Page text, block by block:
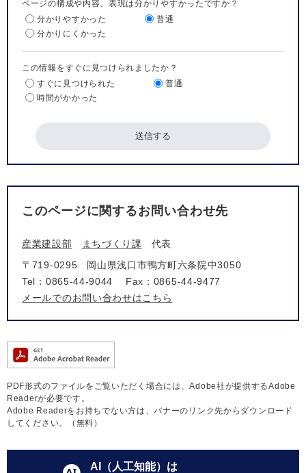
ページの構成や内容、表現は分かりやすかったですか？
分かりやすかった
普通
分かりにくかった
この情報をすぐに見つけられましたか？
すぐに見つけられた
普通
時間がかかった
このページに関するお問い合わせ先
産業建設部 まちづくり課
代表
〒719-0295
岡山県浅口市鴨方町六条院中3050
Tel：0865-44-9044
Fax：0865-44-9477
メールでのお問い合わせはこちら
PDF形式のファイルをご覧いただく場合には、Adobe社が提供するAdobe
Readerが必要です。
Adobe Readerをお持ちでない方は、バナーのリンク先からダウンロード
してください。（無料）
AI（人工知能）は